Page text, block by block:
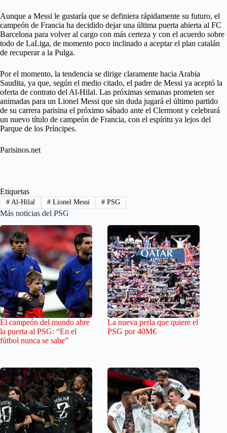
Aunque a Messi le gustaría que se definiera rápidamente su futuro, el
campeón de Francia ha decidido dejar una última puerta abierta al FC
Barcelona para volver al cargo con más certeza y con el acuerdo sobre
todo de LaLiga, de momento poco inclinado a aceptar el plan catalán
de recuperar a la Pulga.
Por el momento, la tendencia se dirige claramente hacia Arabia
Saudita, ya que, según el medio citado, el padre de Messi ya aceptó la
oferta de contrato del Al-Hilal. Las próximas semanas prometen ser
animadas para un Lionel Messi que sin duda jugará el último partido
de su carrera parisina el próximo sábado ante el Clermont y celebrará
un nuevo título de campeón de Francia, con el espíritu ya lejos del
Parque de los Príncipes.
Parisinos.net
Etiquetas
#Al-Hilal #Lionel Messi # PSG
Más noticias del PSG
El campeón del mundo abre
la puerta al PSG: “En el
fútbol nunca se sabe”
La nueva perla que quiere el
PSG por 40M€